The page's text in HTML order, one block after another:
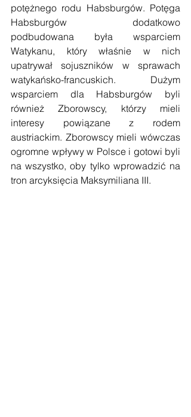
potężnego rodu Habsburgów. Potęga
Habsburgów dodatkowo
podbudowana była wsparciem
Watykanu, który właśnie w nich
upatrywał sojuszników w sprawach
watykańsko-francuskich. Dużym
wsparciem dla Habsburgów byli
również Zborowscy, którzy mieli
interesy powiązane z rodem
austriackim. Zborowscy mieli wówczas
ogromne wpływy w Polsce i gotowi byli
na wszystko, oby tylko wprowadzić na
tron arcyksięcia Maksymiliana III.